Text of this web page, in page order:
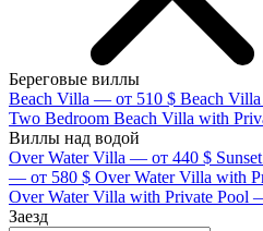
Береговые виллы
Beach Villa — от 510 $ Beach
Two Bedroom Beach Villa with
Виллы над водой
Over Water Villa — от 440 $
— от 580 $ Over Water Villa with
Over Water Villa with Private Pool
Заезд